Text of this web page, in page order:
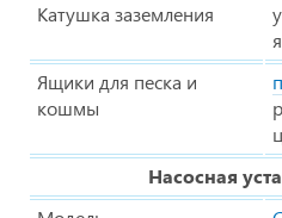
Катушка заземления
Ящики для песка и
кошмы
Насосная